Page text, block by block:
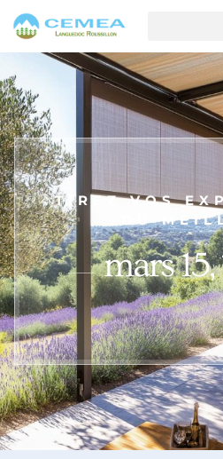
TIREZ VOS
DU
mars